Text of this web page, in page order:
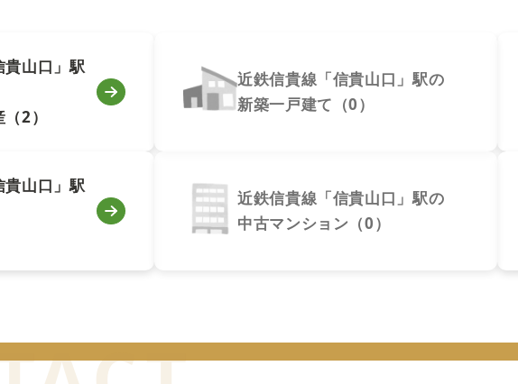
貴山口」駅
2）
近鉄信貴線「信貴山口」駅の
新築一戸建て（0）
貴山口」駅
近鉄信貴線「信貴山口」駅の
中古マンション（0）